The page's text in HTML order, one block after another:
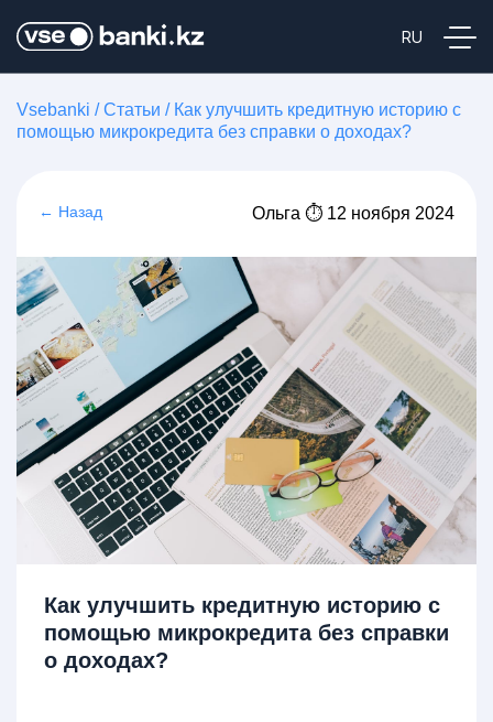
Vsebanki /Статьи / Как улучшить кредитную историю с
помощью микрокредита без справки о доходах?
← Назад Ольга ⏱ 12 ноября 2024
Как улучшить кредитную историю с
помощью микрокредита без справки
о доходах?